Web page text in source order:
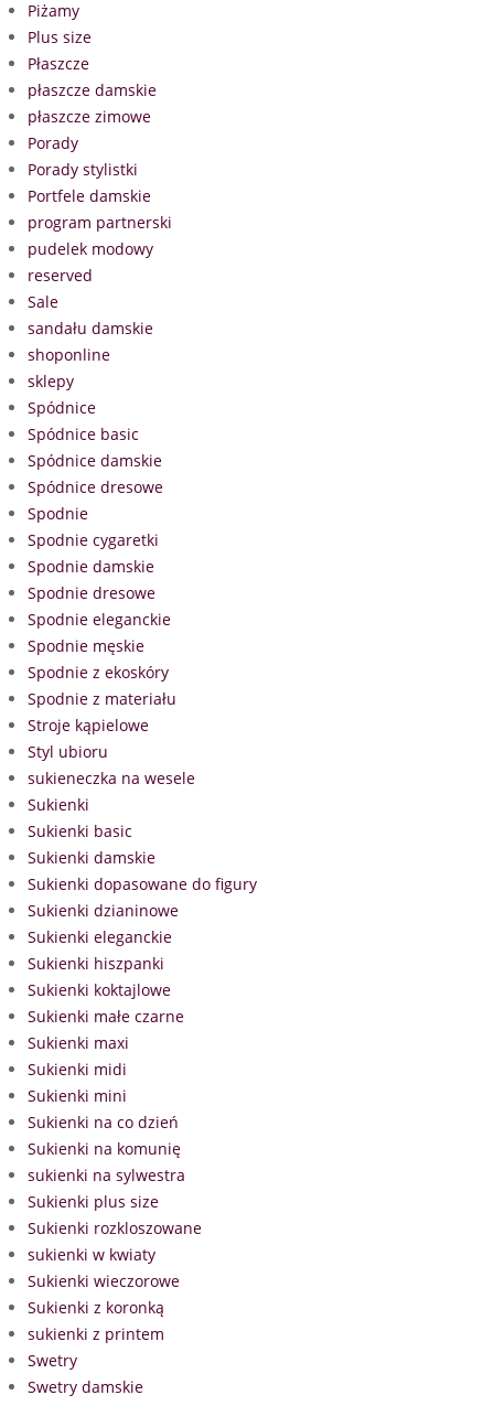
Piżamy
Plus size
Płaszcze
płaszcze damskie
płaszcze zimowe
Porady
Porady stylistki
Portfele damskie
program partnerski
pudelek modowy
reserved
Sale
sandału damskie
shoponline
sklepy
Spódnice
Spódnice basic
Spódnice damskie
Spódnice dresowe
Spodnie
Spodnie cygaretki
Spodnie damskie
Spodnie dresowe
Spodnie eleganckie
Spodnie męskie
Spodnie z ekoskóry
Spodnie z materiału
Stroje kąpielowe
Styl ubioru
sukieneczka na wesele
Sukienki
Sukienki basic
Sukienki damskie
Sukienki dopasowane do figury
Sukienki dzianinowe
Sukienki eleganckie
Sukienki hiszpanki
Sukienki koktajlowe
Sukienki małe czarne
Sukienki maxi
Sukienki midi
Sukienki mini
Sukienki na co dzień
Sukienki na komunię
sukienki na sylwestra
Sukienki plus size
Sukienki rozkloszowane
sukienki w kwiaty
Sukienki wieczorowe
Sukienki z koronką
sukienki z printem
Swetry
Swetry damskie